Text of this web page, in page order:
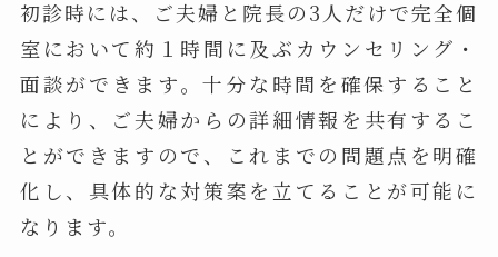
初診時には、ご夫婦と院長の3人だけで完全個
室において約１時間に及ぶカウンセリング・
面談ができます。十分な時間を確保すること
により、ご夫婦からの詳細情報を共有するこ
とができますので、これまでの問題点を明確
化し、具体的な対策案を立てることが可能に
なります。